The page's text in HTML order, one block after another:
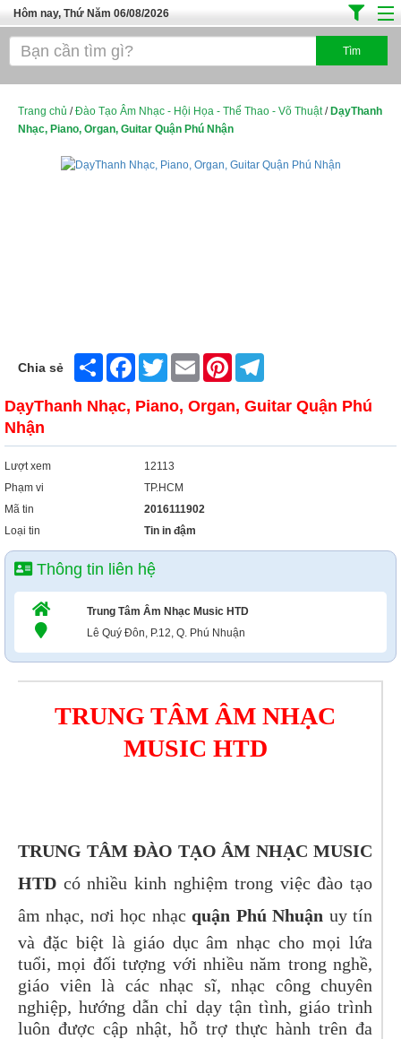
Hôm nay, Thứ Năm 06/08/2026
Trang chủ
Tuyển Sinh Đào Tạo
Hàng Tiêu Dùng
Xây Dựng
Trang chủ /Đào Tạo Âm Nhạc - Hội Họa - Thể Thao - Võ Thuật/ DạyThanh
Nhạc, Piano, Organ, Guitar Quận Phú Nhận
Chia sẻ Share FacebookTwitter Email Pinterest
DạyThanh Nhạc, Piano, Organ, Guitar Quận Phú
Nhận
Lượt xem
12113
Phạm vi
TP.HCM
Mã tin
2016111902
Loại tin
Tin in đậm
Thông tin liên hệ
Trung Tâm Âm Nhạc Music HTD
Lê Quý Đôn, P.12, Q. Phú Nhuận
TRUNG TÂM ÂM NHẠC
MUSIC HTD
TRUNG TÂM ĐÀO TẠO ÂM NHẠC MUSIC
HTD có nhiều kinh nghiệm trong việc đào tạo
âm nhạc, nơi học nhạcquận Phú Nhuận uy tín
và đặc biệt là giáo dục âm nhạc cho mọi lứa
tuổi, mọi đối tượng với nhiều năm trong nghề,
giáo viên là các nhạc sĩ, nhạc công chuyên
nghiệp, hướng dẫn chỉ dạy tận tình, giáo trình
luôn được cập nhật, hỗ trợ thực hành trên đa